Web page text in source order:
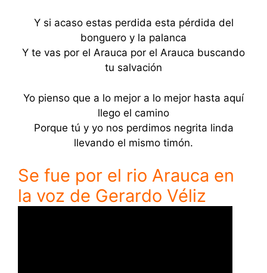
Y si acaso estas perdida esta pérdida del
bonguero y la palanca
Y te vas por el Arauca por el Arauca buscando
tu salvación
Yo pienso que a lo mejor a lo mejor hasta aquí
llego el camino
Porque tú y yo nos perdimos negrita linda
llevando el mismo timón.
Se fue por el rio Arauca en
la voz de Gerardo Véliz